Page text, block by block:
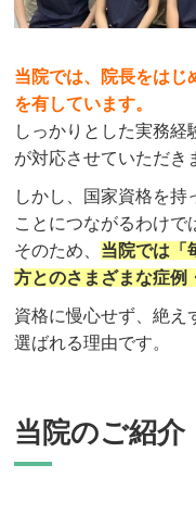
当院では、院長をはじ
を有しています。
しっかりとした実務
が対応させていただき
しかし、国家資格を持
ことにつながるわけで
そのため、 当院では「
方とのさまざまな症例
資格に慢心せず、絶え
選ばれる理由です。
当院のご紹介